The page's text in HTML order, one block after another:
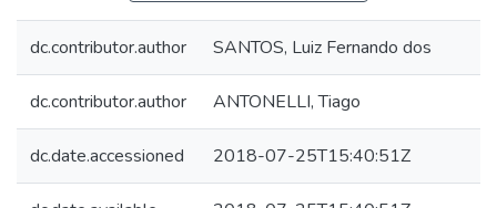
dc.contributor.author SANTOS, Luiz Fernando dos
dc.contributor.author ANTONELLI, Tiago
dc.date.accessioned 2018-07-25T15:40:51Z